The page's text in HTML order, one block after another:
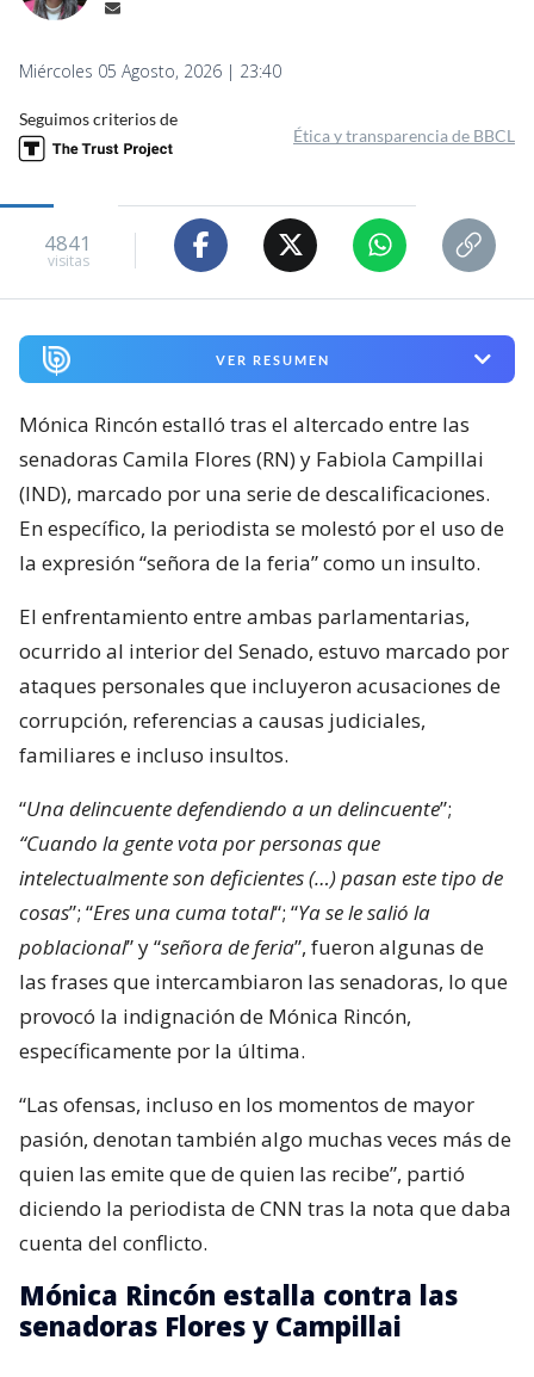
Miércoles 05 Agosto, 2026 | 23:40
Seguimos criterios de
Ética y transparencia de BBCL
4841
visitas
VER RESUMEN
Mónica Rincón estalló tras el altercado entre las
senadoras Camila Flores (RN) y Fabiola Campillai
(IND), marcado por una serie de descalificaciones.
En específico, la periodista se molestó por el uso de
la expresión “señora de la feria” como un insulto.
El enfrentamiento entre ambas parlamentarias,
ocurrido al interior del Senado, estuvo marcado por
ataques personales que incluyeron acusaciones de
corrupción, referencias a causas judiciales,
familiares e incluso insultos.
“Una delincuente defendiendo a un delincuente”;
“Cuando la gente vota por personas que
intelectualmente son deficientes (…) pasan este tipo de
cosas”; “Eres una cuma total“; “Ya se le salió la
poblacional” y “señora de feria”, fueron algunas de
las frases que intercambiaron las senadoras, lo que
provocó la indignación de Mónica Rincón,
específicamente por la última.
“Las ofensas, incluso en los momentos de mayor
pasión, denotan también algo muchas veces más de
quien las emite que de quien las recibe”, partió
diciendo la periodista de CNN tras la nota que daba
cuenta del conflicto.
Mónica Rincón estalla contra las
senadoras Flores y Campillai